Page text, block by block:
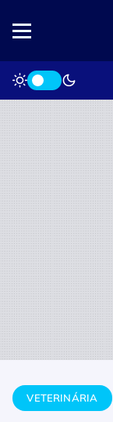
Home Veterinária
VETERINÁRIA